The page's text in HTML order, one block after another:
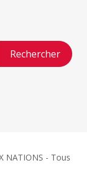
NATIONS - Tous